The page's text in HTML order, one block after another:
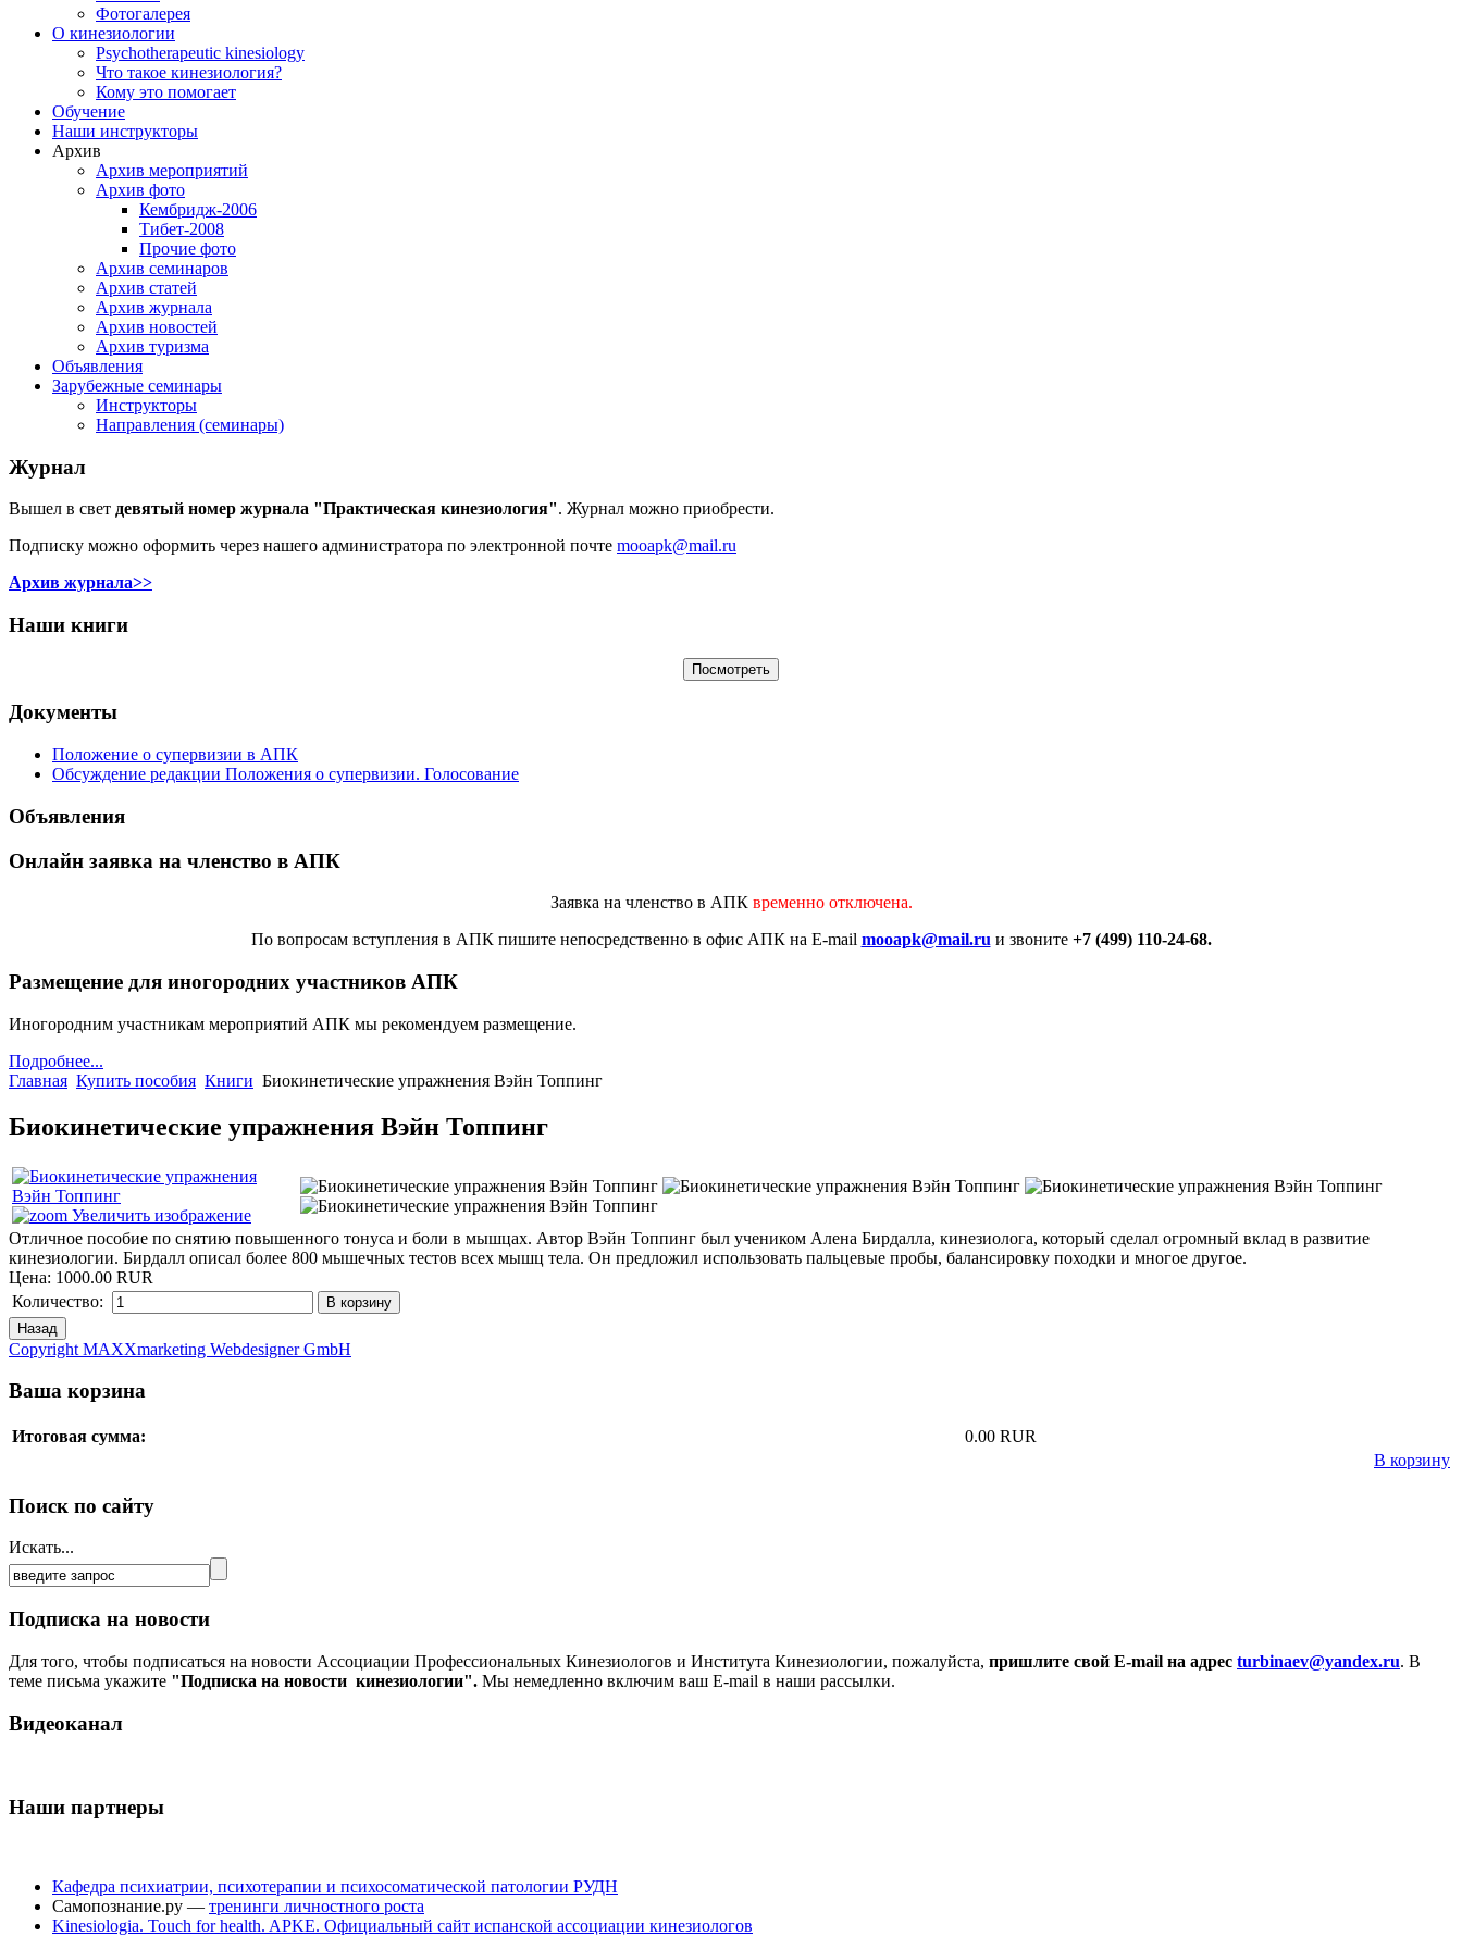
Фотогалерея
О кинезиологии
Psychotherapeutic kinesiology
Что такое кинезиология?
Кому это помогает
Обучение
Наши инструкторы
Архив
Архив мероприятий
Архив фото
Кембридж-2006
Тибет-2008
Прочие фото
Архив семинаров
Архив статей
Архив журнала
Архив новостей
Архив туризма
Объявления
Зарубежные семинары
Инструкторы
Направления (семинары)
Журнал
Вышел в свет девятый номер журнала "Практическая кинезиология". Журнал можно приобрести.
Подписку можно оформить через нашего администратора по электронной почте mooapk@mail.ru
Архив журнала>>
Наши книги
Документы
Положение о супервизии в АПК
Обсуждение редакции Положения о супервизии. Голосование
Объявления
Онлайн заявка на членство в АПК
Заявка на членство в АПК временно отключена.
По вопросам вступления в АПК пишите непосредственно в офис АПК на E-mail mooapk@mail.ru и звоните+7 (499) 110-24-68.
Размещение для иногородних участников АПК
Иногородним участникам мероприятий АПК мы рекомендуем размещение.
Подробнее...
Главная Купить пособия Книги Биокинетические упражнения Вэйн Топпинг
Биокинетические упражнения Вэйн Топпинг
Увеличить изображение
Отличное пособие по снятию повышенного тонуса и боли в мышцах. Автор Вэйн Топпинг был учеником Алена Бирдалла, кинезиолога, который сделал огромный вклад в развитие
кинезиологии. Бирдалл описал более 800 мышечных тестов всех мышц тела. Он предложил использовать пальцевые пробы, балансировку походки и многое другое.
Цена: 1000.00 RUR
Количество:
Copyright MAXXmarketing Webdesigner GmbH
Ваша корзина
Итоговая сумма:
0.00 RUR
В корзину
Поиск по сайту
Искать...
Подписка на новости
Для того, чтобы подписаться на новости Ассоциации Профессиональных Кинезиологов и Института Кинезиологии, пожалуйста, пришлите свой E-mail на адрес turbinaev@yandex.ru. В
теме письма укажите "Подписка на новости кинезиологии". Мы немедленно включим ваш E-mail в наши рассылки.
Видеоканал
Наши партнеры
Кафедра психиатрии, психотерапии и психосоматической патологии РУДН
Самопознание.ру — тренинги личностного роста
Kinesiologia. Touch for health. APKE. Официальный сайт испанской ассоциации кинезиологов